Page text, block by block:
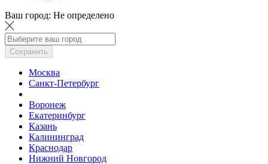
Ваш город: Не определено
Сохранить
Москва
Санкт-Петербург
Воронеж
Екатеринбург
Казань
Калининград
Краснодар
Нижний Новгород